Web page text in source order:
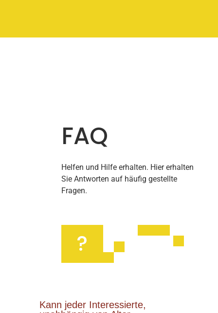
FAQ
Helfen und Hilfe erhalten. Hier erhalten
Sie Antworten auf häufig gestellte
Fragen.
?
Kann jeder Interessierte,